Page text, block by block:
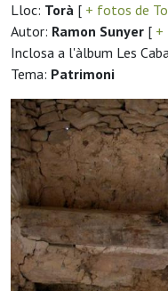
Lloc: Torà [ + fotos de
Autor: Ramon Sunyer [ +
Inclosa a l'àlbum Les
Tema: Patrimoni